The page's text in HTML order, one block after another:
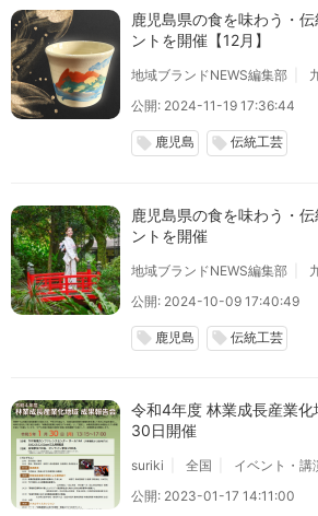
鹿児島県の食を味わう・
ントを開催【12月】
地域ブランドNEWS編集部
公開: 2024-11-19 17:36:44
local_offer 鹿児島 local_offer 伝統工芸
鹿児島県の食を味わう・
ントを開催
地域ブランドNEWS編集部
公開: 2024-10-09 17:40:49
local_offer 鹿児島 local_offer 伝統工芸
令和4年度 林業成長産業化
30日開催
suriki 全国
イベント・講
公開: 2023-01-17 14:11:00